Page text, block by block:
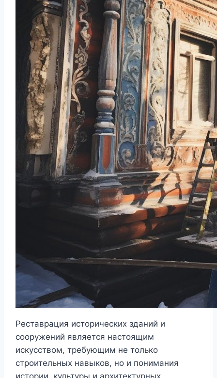
Реставрация исторических зданий и
сооружений является настоящим
искусством, требующим не только
строительных навыков, но и понимания
истории, культуры и архитектурных